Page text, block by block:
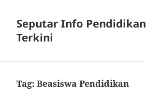
Seputar Info Pendidikan
Terkini
Tag:Beasiswa Pendidikan